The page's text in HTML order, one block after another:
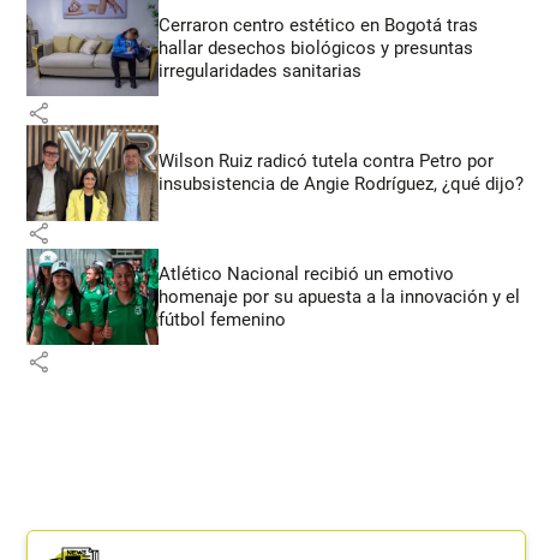
Cerraron centro estético en Bogotá tras
hallar desechos biológicos y presuntas
irregularidades sanitarias
share
Wilson Ruiz radicó tutela contra Petro por
insubsistencia de Angie Rodríguez, ¿qué dijo?
share
Atlético Nacional recibió un emotivo
homenaje por su apuesta a la innovación y el
fútbol femenino
share